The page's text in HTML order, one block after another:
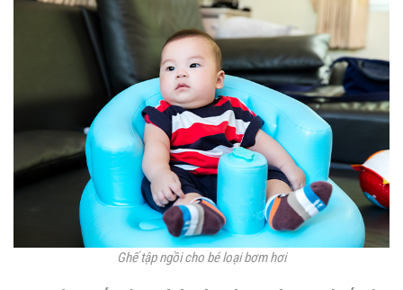
Ghế tập ngồi cho bé loại bơm hơi